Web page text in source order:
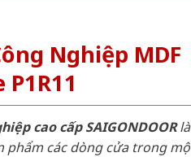
Nghiệp MDF
cao cấp SAIGONDOORlà
phẩm các dòng cửa trong